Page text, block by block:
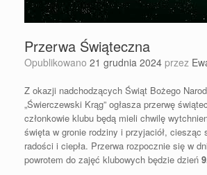
Przerwa Świąteczna
Opublikowano 21 grudnia 2024 przez
Z okazji nadchodzących Świąt Bożego
„Świerczewski Krąg” ogłasza przerwę
członkowie klubu będą mieli chwilę
święta w gronie rodziny i przyjaciół, ciesząc
radości i ciepła. Przerwa rozpocznie się w
powrotem do zajęć klubowych będzie dzień